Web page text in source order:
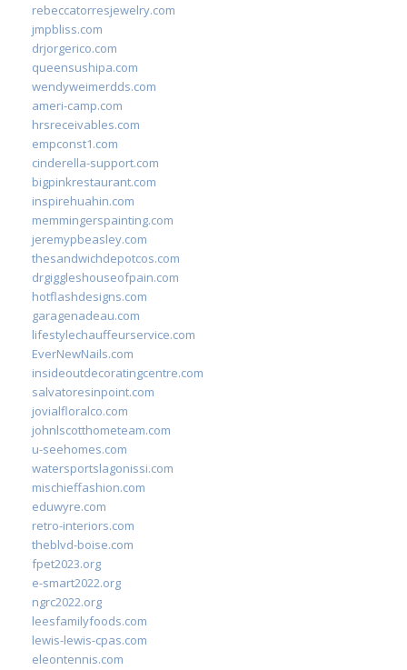
rebeccatorresjewelry.com
jmpbliss.com
drjorgerico.com
queensushipa.com
wendyweimerdds.com
ameri-camp.com
hrsreceivables.com
empconst1.com
cinderella-support.com
bigpinkrestaurant.com
inspirehuahin.com
memmingerspainting.com
jeremypbeasley.com
thesandwichdepotcos.com
drgiggleshouseofpain.com
hotflashdesigns.com
garagenadeau.com
lifestylechauffeurservice.com
EverNewNails.com
insideoutdecoratingcentre.com
salvatoresinpoint.com
jovialfloralco.com
johnlscotthometeam.com
u-seehomes.com
watersportslagonissi.com
mischieffashion.com
eduwyre.com
retro-interiors.com
theblvd-boise.com
fpet2023.org
e-smart2022.org
ngrc2022.org
leesfamilyfoods.com
lewis-lewis-cpas.com
eleontennis.com